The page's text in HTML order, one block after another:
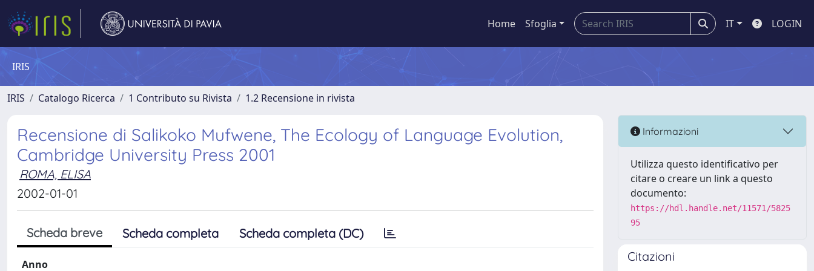
Home Sfoglia IT LOGIN
IRIS
IRIS Catalogo Ricerca 1 Contributo su Rivista 1.2 Recensione in rivista
Recensione di Salikoko Mufwene, The Ecology of Language Evolution,
Cambridge University Press 2001
ROMA, ELISA
2002-01-01
Scheda breve Scheda completa Scheda completa (DC)
Anno
Informazioni
Utilizza questo identificativo per
citare o creare un link a questo
documento:
https://hdl.handle.net/11571/5825
95
Citazioni